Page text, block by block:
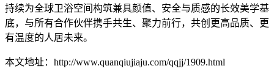
持续为全球卫浴空间构筑兼具颜值、安全与质感的长效美学基
底，与所有合作伙伴携手共生、聚力前行，共创更高品质、更
有温度的人居未来。
本文地址：http://www.quanqiujiaju.com/qqjj/1909.html